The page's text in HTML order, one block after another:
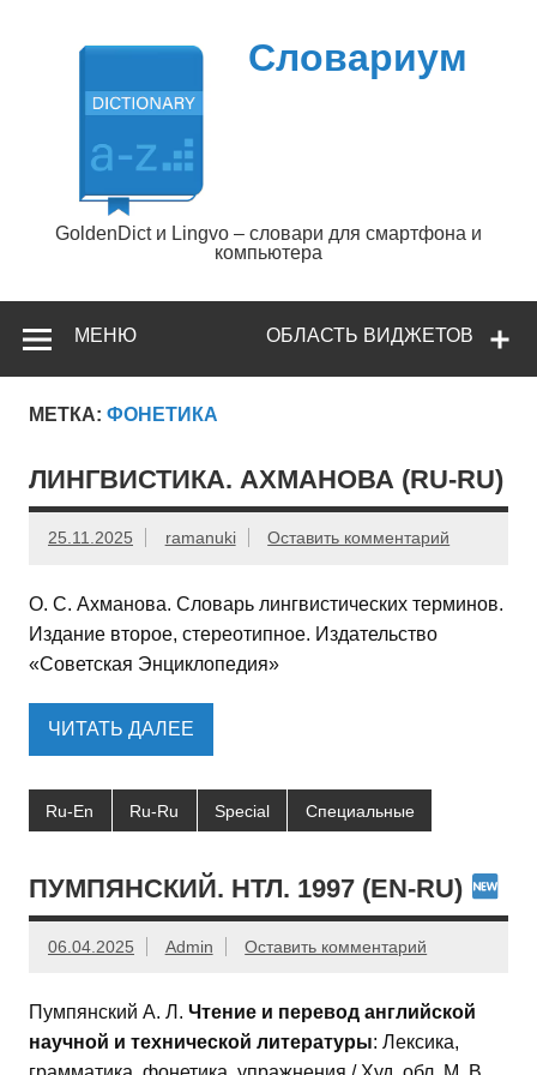
содержимому
Словариум
GoldenDict и Lingvo – словари для смартфона и
компьютера
ОБЛАСТЬ ВИДЖЕТОВ
МЕНЮ
МЕТКА: ФОНЕТИКА
ЛИНГВИСТИКА. АХМАНОВА (RU-RU)
25.11.2025 ramanuki Оставить комментарий
О. С. Ахманова. Cловарь лингвистических терминов.
Издание второе, стереотипное. Издательство
«Советская Энциклопедия»
ЧИТАТЬ ДАЛЕЕ
Ru-En Ru-Ru Special Специальные
ПУМПЯНСКИЙ. НТЛ. 1997 (EN-RU)
06.04.2025 Admin Оставить комментарий
Пумпянский А. Л. Чтение и перевод английской
научной и технической литературы: Лексика,